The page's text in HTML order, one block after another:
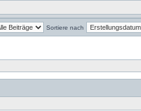
Sortiere nach